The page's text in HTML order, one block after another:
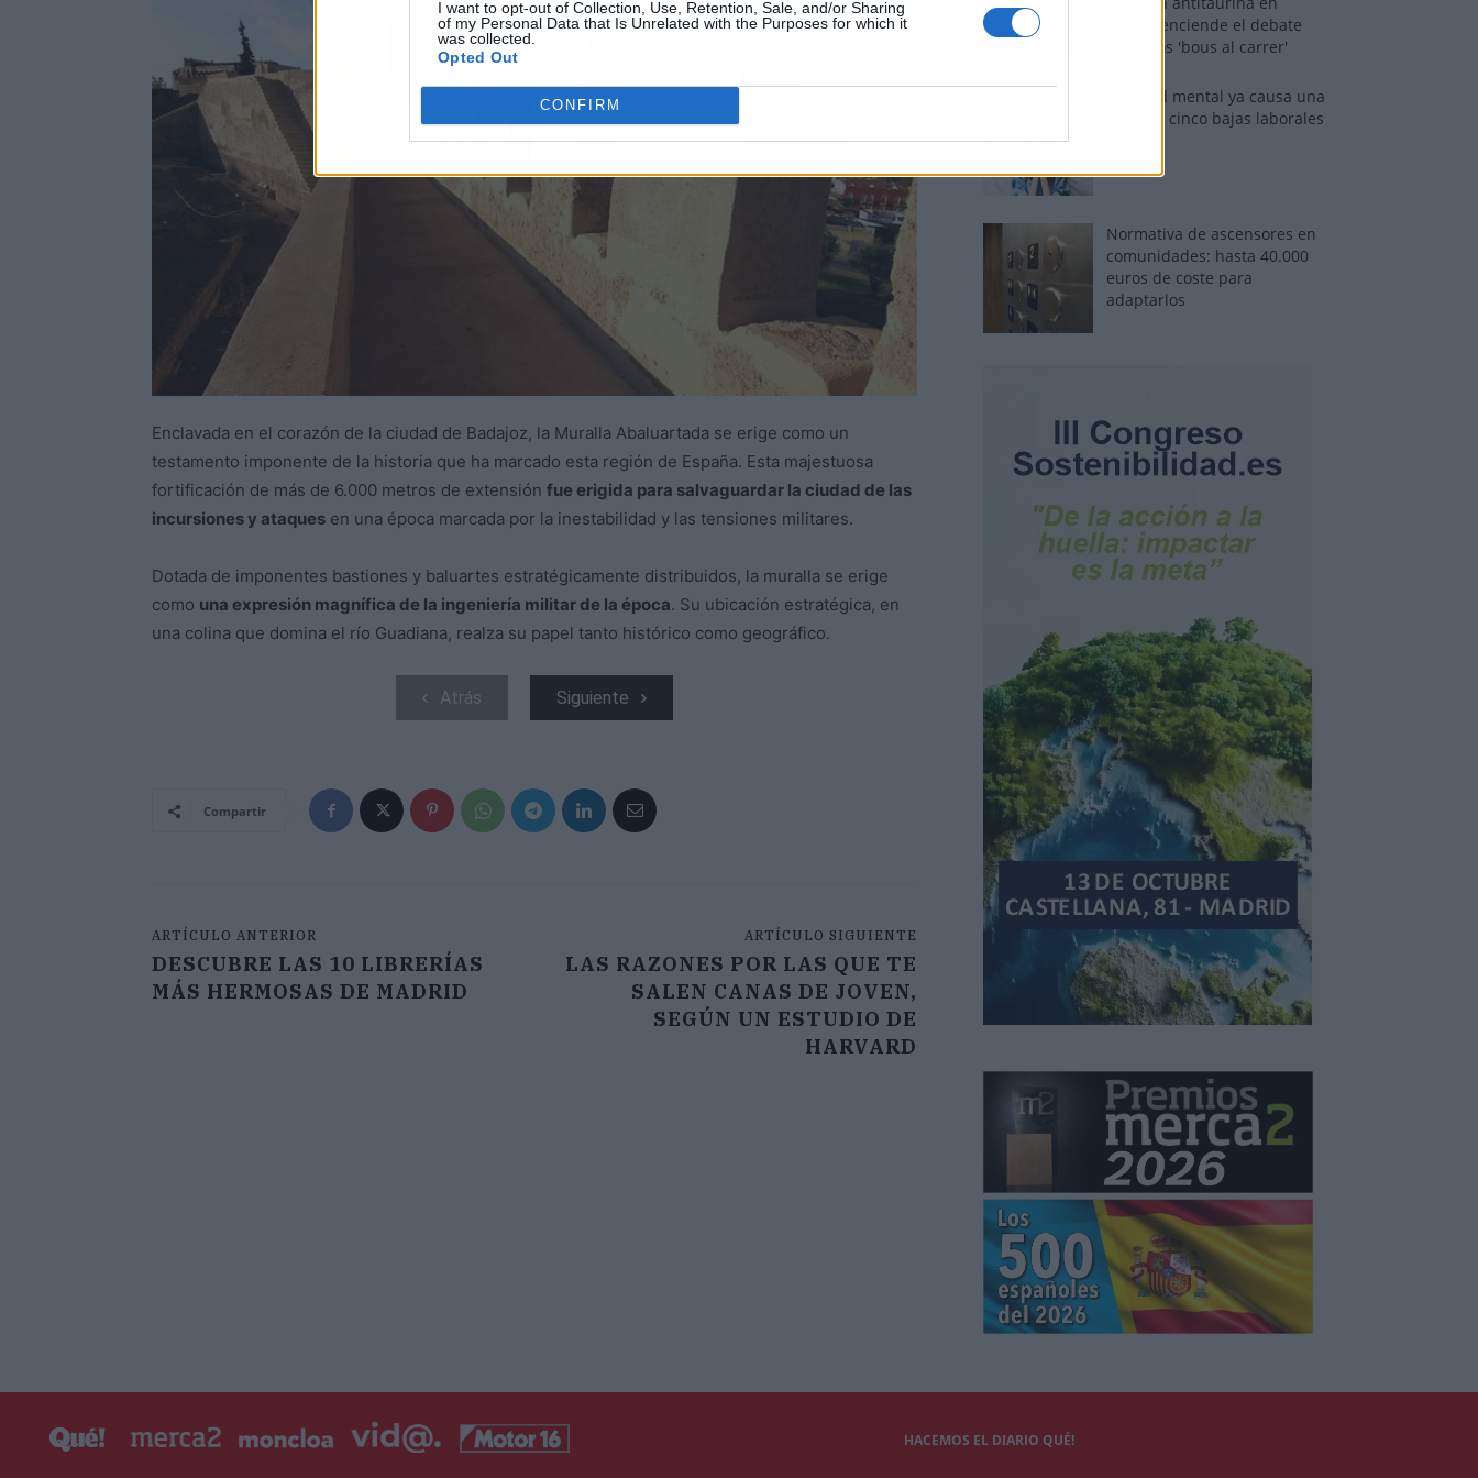
I want to opt-out of Collection, Use, Retention, Sale, and/or Sharing
of my Personal Data that Is Unrelated with the Purposes for which it
was collected.
Opted Out
CONFIRM
Enclavada en el corazón de la ciudad de Badajoz, la Muralla Abaluartada se erige como un
testamento imponente de la historia que ha marcado esta región de España. Esta majestuosa
fortificación de más de 6.000 metros de extensión fue erigida para salvaguardar la ciudad de las
incursiones y ataques en una época marcada por la inestabilidad y las tensiones militares.
Dotada de imponentes bastiones y baluartes estratégicamente distribuidos, la muralla se erige
como una expresión magnífica de la ingeniería militar de la época. Su ubicación estratégica, en
una colina que domina el río Guadiana, realza su papel tanto histórico como geográfico.
Atrás Siguiente
Compartir
ARTÍCULO ANTERIOR
DESCUBRE LAS 10 LIBRERÍAS
MÁS HERMOSAS DE MADRID
ARTÍCULO SIGUIENTE
LAS RAZONES POR LAS QUE TE
SALEN CANAS DE JOVEN,
SEGÚN UN ESTUDIO DE
HARVARD
Alfafar enciende el debate
sobre los 'bous al carrer'
La salud mental ya causa una
de cada cinco bajas laborales
Normativa de ascensores en
comunidades: hasta 40.000
euros de coste para
adaptarlos
HACEMOS EL DIARIO QUÉ!